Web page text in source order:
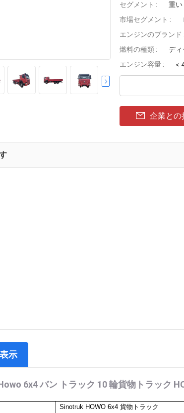
セグメント :
重い
市場セグメント :
エンジンのブランド :
燃料の種類 :
ディ
エンジン容量 :
<
企業との
示
6x4 バン トラック 10 輪貨物トラック
Sinotruk HOWO 6x4 貨物トラック